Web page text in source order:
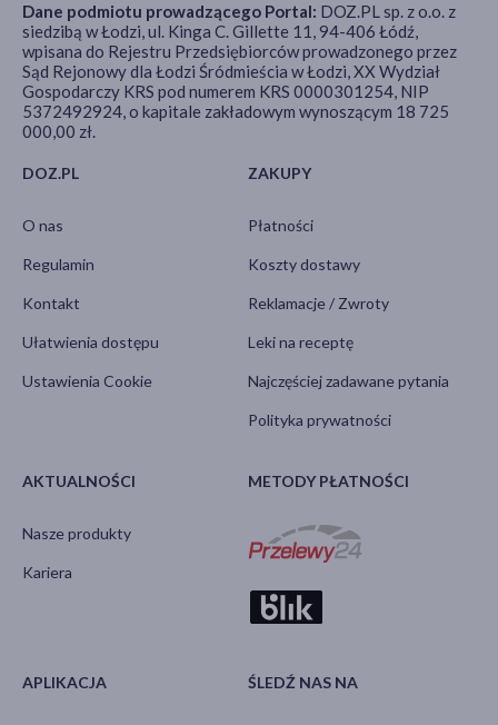
DOZ.PL
O nas
Regulamin
Kontakt
Ułatwienia dostępu
Ustawienia Cookie
ZAKUPY
Płatności
Koszty dostawy
Reklamacje / Zwroty
Leki na receptę
Najczęściej zadawane pytania
Polityka prywatności
AKTUALNOŚCI
Nasze produkty
Kariera
METODY PŁATNOŚCI
APLIKACJA ŚLEDŹ NAS NA
Dane podmiotu prowadzącego Portal: DOZ.PL sp. z o.o. z
siedzibą w Łodzi, ul. Kinga C. Gillette 11, 94-406 Łódź,
wpisana do Rejestru Przedsiębiorców prowadzonego przez
Sąd Rejonowy dla Łodzi Śródmieścia w Łodzi, XX Wydział
Gospodarczy KRS pod numerem KRS 0000301254, NIP
5372492924, o kapitale zakładowym wynoszącym 18 725
000,00 zł.